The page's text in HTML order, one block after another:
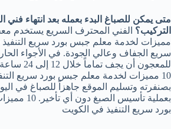
متى يمكن للصباغ البدء بعمله بعد انتهاء
التركيب؟
سريع الجفاف وعالي الجودة. في الأجواء
للمعجون
10 مميزات لخدمة معلم جبس بورد سريع
بصنفرته وتسليم الموقع جاهزاً للصباغ في
بعملية
بورد سريع التنفيذ في الكويت